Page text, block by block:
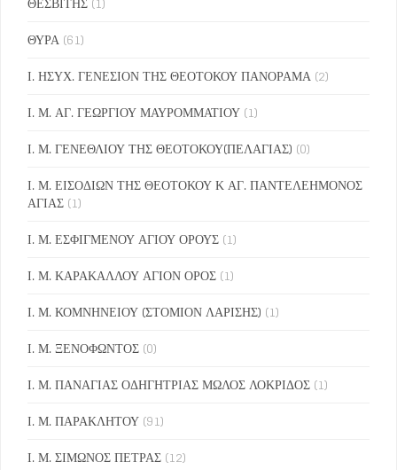
ΘΥΡΑ (61)
Ι. ΗΣΥΧ. ΓΕΝΕΣΙΟΝ ΤΗΣ ΘΕΟΤΟΚΟΥ ΠΑΝΟΡΑΜΑ (2)
Ι. Μ. ΑΓ. ΓΕΩΡΓΙΟΥ ΜΑΥΡΟΜΜΑΤΙΟΥ (1)
Ι. Μ. ΓΕΝΕΘΛΙΟΥ ΤΗΣ ΘΕΟΤΟΚΟΥ(ΠΕΛΑΓΙΑΣ) (0)
Ι. Μ. ΕΙΣΟΔΙΩΝ ΤΗΣ ΘΕΟΤΟΚΟΥ Κ ΑΓ. ΠΑΝΤΕΛΕΗΜΟΝΟΣ
ΑΓΙΑΣ (1)
Ι. Μ. ΕΣΦΙΓΜΕΝΟΥ ΑΓΙΟΥ ΟΡΟΥΣ (1)
Ι. Μ. ΚΑΡΑΚΑΛΛΟΥ ΑΓΙΟΝ ΟΡΟΣ (1)
Ι. Μ. ΚΟΜΝΗΝΕΙΟΥ (ΣΤΟΜΙΟΝ ΛΑΡΙΣΗΣ) (1)
Ι. Μ. ΞΕΝΟΦΩΝΤΟΣ (0)
Ι. Μ. ΠΑΝΑΓΙΑΣ ΟΔΗΓΗΤΡΙΑΣ ΜΩΛΟΣ ΛΟΚΡΙΔΟΣ (1)
Ι. Μ. ΠΑΡΑΚΛΗΤΟΥ (91)
Ι. Μ. ΣΙΜΩΝΟΣ ΠΕΤΡΑΣ (12)